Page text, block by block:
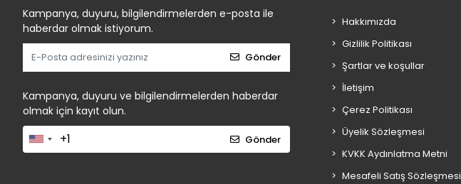
Kampanya, duyuru, bilgilendirmelerden e-posta ile
haberdar olmak istiyorum.
Gönder
Kampanya, duyuru ve bilgilendirmelerden haberdar
olmak için kayıt olun.
Gönder
Hakkımızda
Gizlilik Politikası
Şartlar ve koşullar
İletişim
Çerez Politikası
Üyelik Sözleşmesi
KVKK Aydınlatma Metni
Mesafeli Satış Sözleşmesi